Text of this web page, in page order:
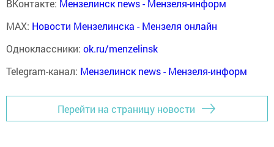
ВКонтакте: Мензелинск news - Мензеля-информ
MAX: Новости Мензелинска - Мензеля онлайн
Одноклассники: ok.ru/menzelinsk
Telegram-канал: Мензелинск news - Мензеля-информ
Перейти на страницу новости